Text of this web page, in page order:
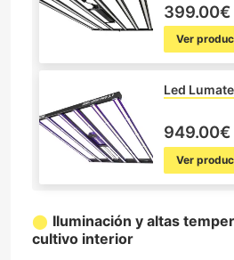
399.00€
Ver
Led
949.00€
Ver
Iluminación y altas
cultivo interior